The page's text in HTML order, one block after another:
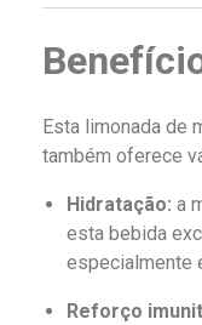
Esta limonada de
também oferece
Hidratação: a
esta bebida
especialmente
Reforço